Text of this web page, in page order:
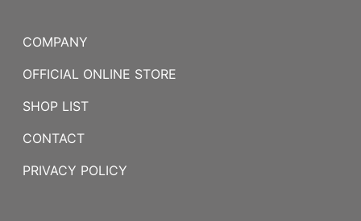
COMPANY
OFFICIAL ONLINE STORE
SHOP LIST
CONTACT
PRIVACY POLICY